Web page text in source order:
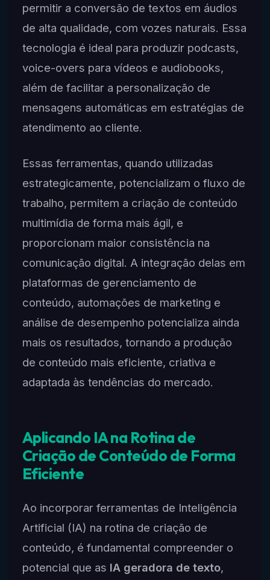
permitir a conversão de textos em áudios
de alta qualidade, com vozes naturais. Essa
tecnologia é ideal para produzir podcasts,
voice-overs para vídeos e audiobooks,
além de facilitar a personalização de
mensagens automáticas em estratégias de
atendimento ao cliente.
Essas ferramentas, quando utilizadas
estrategicamente, potencializam o fluxo de
trabalho, permitem a criação de conteúdo
multimídia de forma mais ágil, e
proporcionam maior consistência na
comunicação digital. A integração delas em
plataformas de gerenciamento de
conteúdo, automações de marketing e
análise de desempenho potencializa ainda
mais os resultados, tornando a produção
de conteúdo mais eficiente, criativa e
adaptada às tendências do mercado.
Aplicando IA na Rotina de
Criação de Conteúdo de Forma
Eficiente
Ao incorporar ferramentas de Inteligência
Artificial (IA) na rotina de criação de
conteúdo, é fundamental compreender o
potencial que as IA geradora de texto,